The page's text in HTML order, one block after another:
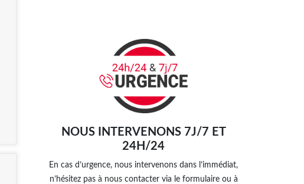
NOUS INTERVENONS 7J/7 ET
24H/24
En cas d’urgence, nous intervenons dans l’immédiat,
n’hésitez pas à nous contacter via le formulaire ou à